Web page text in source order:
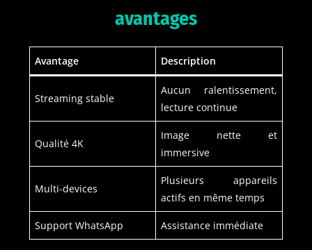
avantages
Avantage Description
Streaming stable
Aucun ralentissement,
lecture continue
Qualité 4K
Image nette et
immersive
Multi-devices
Plusieurs appareils
actifs en même temps
Support WhatsApp Assistance immédiate